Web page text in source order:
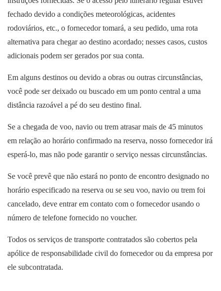
fechado devido a condições meteorológicas, acidentes
rodoviários, etc., o fornecedor tomará, a seu pedido, uma rota
alternativa para chegar ao destino acordado; nesses casos, custos
adicionais podem ser gerados por sua conta.
Em alguns destinos ou devido a obras ou outras circunstâncias,
você pode ser deixado ou buscado em um ponto central a uma
distância razoável a pé do seu destino final.
Se a chegada de voo, navio ou trem atrasar mais de 45 minutos
em relação ao horário confirmado na reserva, nosso fornecedor irá
esperá-lo, mas não pode garantir o serviço nessas circunstâncias.
Se você prevê que não estará no ponto de encontro designado no
horário especificado na reserva ou se seu voo, navio ou trem foi
cancelado, deve entrar em contato com o fornecedor usando o
número de telefone fornecido no voucher.
Todos os serviços de transporte contratados são cobertos pela
apólice de responsabilidade civil do fornecedor ou da empresa por
ele subcontratada.